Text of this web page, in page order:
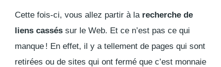
Cette fois-ci, vous allez partir à la recherche de
liens cassés sur le Web. Et ce n’est pas ce qui
manque ! En effet, il y a tellement de pages qui sont
retirées ou de sites qui ont fermé que c’est monnaie